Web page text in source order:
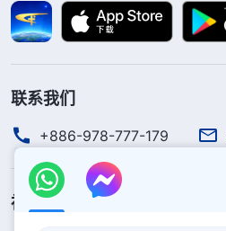
联系我们
+886-978-777-179
神的国度降临了